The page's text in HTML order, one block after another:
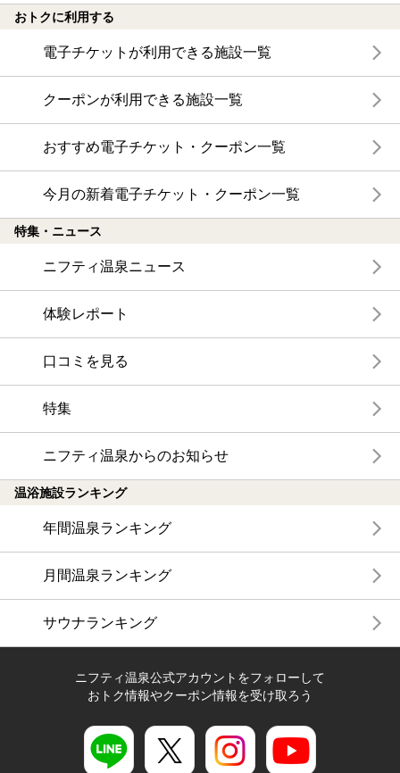
おトクに利用する
電子チケットが利用できる施設一覧
クーポンが利用できる施設一覧
おすすめ電子チケット・クーポン一覧
今月の新着電子チケット・クーポン一覧
特集・ニュース
ニフティ温泉ニュース
体験レポート
口コミを見る
特集
ニフティ温泉からのお知らせ
温浴施設ランキング
年間温泉ランキング
月間温泉ランキング
サウナランキング
ニフティ温泉公式アカウントをフォローして
おトク情報やクーポン情報を受け取ろう